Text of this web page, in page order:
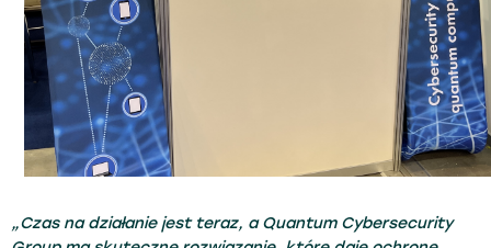
„Czas na działanie jest teraz, a Quantum Cybersecurity